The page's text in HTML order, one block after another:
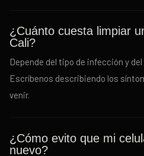
¿Cuánto cuesta limpiar
Cali?
Depende del tipo de infección y
Escríbenos describiendo los
venir.
¿Cómo evito que mi
nuevo?